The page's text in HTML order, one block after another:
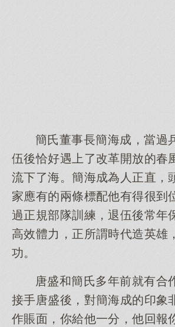
簡氏董事長簡海成，當過
伍後恰好遇上了改革開放的春
流下了海。簡海成為人正直，
家應有的兩條標配他有得很到
過正規部隊訓練，退伍後常年
高效體力，正所謂時代造英雄
功。
唐盛和簡氏多年前就有合
接手唐盛後，對簡海成的印象
作賬面，你給他一分，他回報